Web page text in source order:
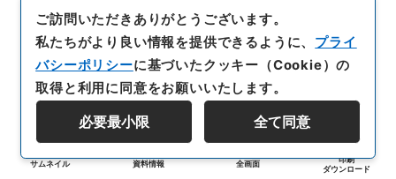
サムネイル 資料情報 全画面
印刷
ダウンロード
ご訪問いただきありがとうございます。
私たちがより良い情報を提供できるように、 プライ
バシーポリシーに基づいたクッキー（Cookie）の
取得と利用に同意をお願いいたします。
必要最小限 全て同意